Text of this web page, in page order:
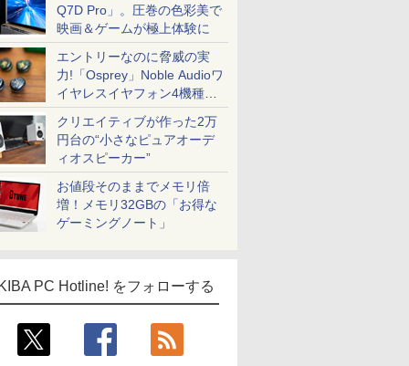
Q7D Pro」。圧巻の色彩美で
映画＆ゲームが極上体験に
エントリーなのに脅威の実
力!「Osprey」Noble Audioワ
イヤレスイヤフォン4機種を
一気に聴く
クリエイティブが作った2万
円台の“小さなピュアオーデ
ィオスピーカー”
お値段そのままでメモリ倍
増！メモリ32GBの「お得な
ゲーミングノート」
PC Hotline! をフォローする